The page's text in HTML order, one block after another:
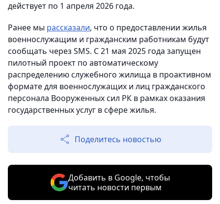
действует по 1 апреля 2026 года.
Ранее мы рассказали, что о предоставлении жилья
военнослужащим и гражданским работникам будут
сообщать через SMS. С 21 мая 2025 года запущен
пилотный проект по автоматическому
распределению служебного жилища в проактивном
формате для военнослужащих и лиц гражданского
персонала Вооруженных сил РК в рамках оказания
государственных услуг в сфере жилья.
Поделитесь новостью
Добавить в Google, чтобы
читать новости первым